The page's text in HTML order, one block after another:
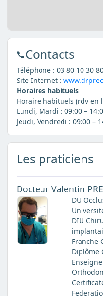
Contacts
Téléphone : 03 80 10 30 80
Site Internet :
Horaires habituels
Horaire habituels (rdv en
Lundi, Mardi : 09:00 –
Jeudi, Vendredi : 09:00 –
Les praticiens
Docteur Valentin
DU
DIU
Franche
Diplôme